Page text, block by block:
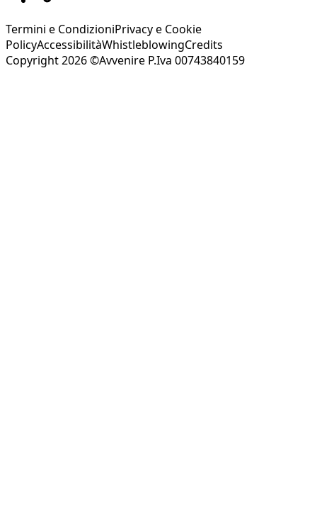
Termini e CondizioniPrivacy e Cookie
PolicyAccessibilitàWhistleblowingCredits
Copyright 2026 ©Avvenire P.Iva 00743840159